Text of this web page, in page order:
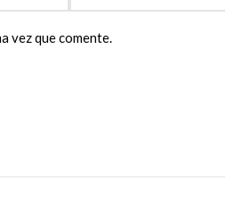
vez que comente.